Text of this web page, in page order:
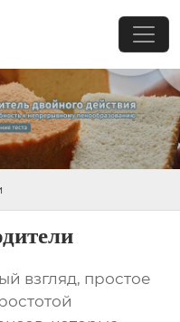
взгляд, простое